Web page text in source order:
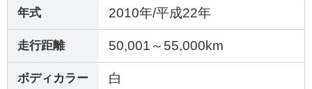
年式 2010年/平成22年
走行距離 50,001～55,000km
ボディカラー 白